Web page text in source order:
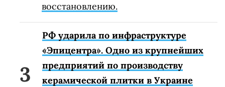
восстановлению.
РФ ударила по инфраструктуре
«Эпицентра». Одно из крупнейших
предприятий по производству
керамической плитки в Украине